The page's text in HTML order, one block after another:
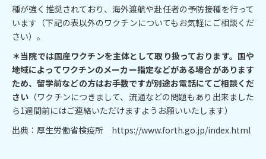
種が強く推奨されており、海外渡航や赴任者の予防接種を行って
います（下記の表以外のワクチンについてもお気軽にご相談くだ
さい）。
＊当院では国産ワクチンを主体として取り扱っております。国や
地域によってワクチンのメーカー指定などがある場合があります
ため、留学前などの方はお手数ですが別途お電話にてご相談くだ
さい （ワクチンにつきまして、流通などの問題もあり出来ました
ら1週間前にはご連絡いただけますようお願いいたします）
出典：厚生労働省検疫所 https://www.forth.go.jp/index.html